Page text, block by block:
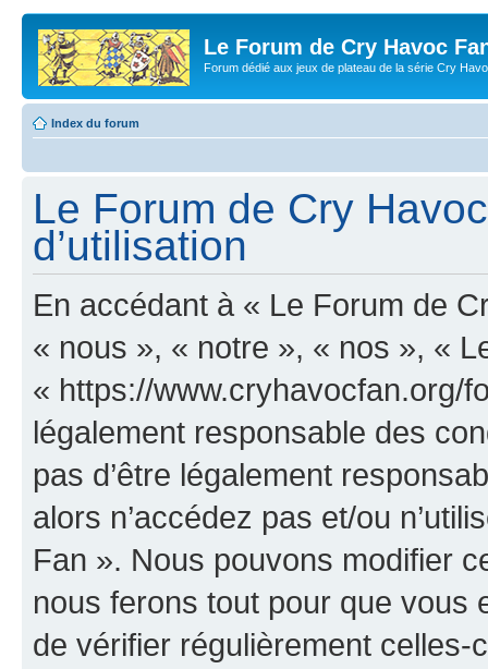
Le Forum de Cry Havoc
Forum dédié aux jeux de plateau de la série Cry
Index du forum
Le Forum de Cry
d’utilisation
En accédant à « Le Forum de
« nous », « notre », « nos », «
« https://www.cryhavocfan.org/
légalement responsable des
pas d’être légalement
alors n’accédez pas et/ou
Fan ». Nous pouvons modifier
nous ferons tout pour que vous
de vérifier régulièrement